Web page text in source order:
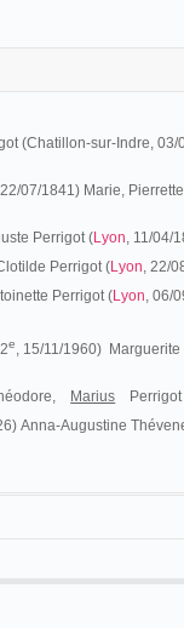
(Chatillon-sur-Indre, 03/
07/1841) Marie,
Perrigot (Lyon, 11/04/
Perrigot (Lyon, 22/
Perrigot (Lyon, 06/
2e, 15/11/1960)
Marius
Anna-Augustine